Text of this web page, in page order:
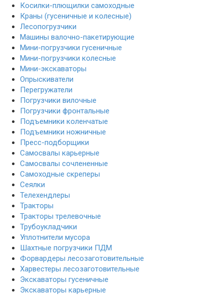
Косилки-плющилки самоходные
Краны (гусеничные и колесные)
Лесопогрузчики
Машины валочно-пакетирующие
Мини-погрузчики гусеничные
Мини-погрузчики колесные
Мини-экскаваторы
Опрыскиватели
Перегружатели
Погрузчики вилочные
Погрузчики фронтальные
Подъемники коленчатые
Подъемники ножничные
Пресс-подборщики
Самосвалы карьерные
Самосвалы сочлененные
Самоходные скреперы
Сеялки
Телехендлеры
Тракторы
Тракторы трелевочные
Трубоукладчики
Уплотнители мусора
Шахтные погрузчики ПДМ
Форвардеры лесозаготовительные
Харвестеры лесозаготовительные
Экскаваторы гусеничные
Экскаваторы карьерные